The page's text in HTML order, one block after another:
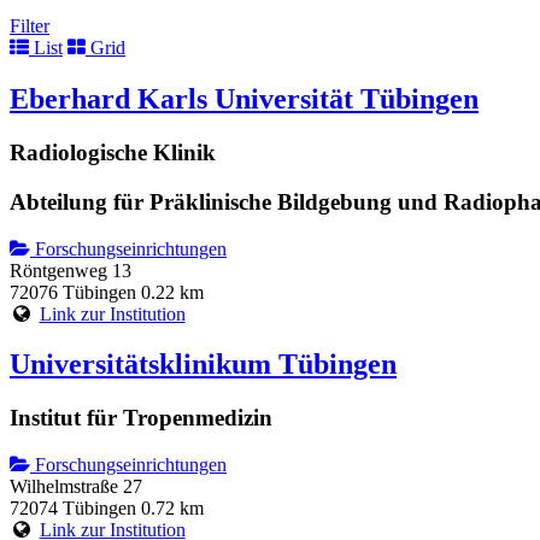
Filter
List
Grid
Eberhard Karls Universität Tübingen
Radiologische Klinik
Abteilung für Präklinische Bildgebung und
Forschungseinrichtungen
Röntgenweg 13
72076 Tübingen 0.22 km
Link zur Institution
Universitätsklinikum Tübingen
Institut für Tropenmedizin
Forschungseinrichtungen
Wilhelmstraße 27
72074 Tübingen 0.72 km
Link zur Institution